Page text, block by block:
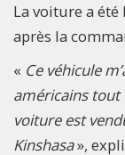
La voiture a
après la
« Ce véhicule
américains
voiture est
Kinshasa»,